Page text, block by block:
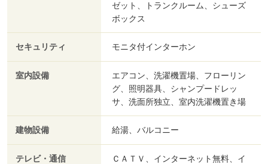
ゼット、トランクルーム、シューズ
ボックス
セキュリティ モニタ付インターホン
室内設備
エアコン、洗濯機置場、フローリン
グ、照明器具、シャンプードレッ
サ、洗面所独立、室内洗濯機置き場
建物設備 給湯、バルコニー
テレビ・通信
ＣＡＴＶ、インターネット無料、イ